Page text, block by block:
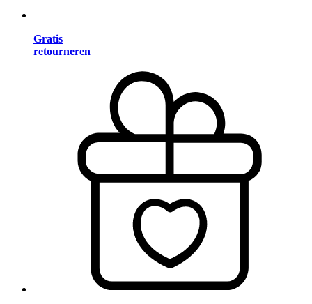
Gratis
retourneren